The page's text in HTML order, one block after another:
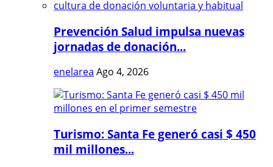
Prevención Salud impulsa nuevas
jornadas de donación...
enelarea Ago 4, 2026
Turismo: Santa Fe generó casi $ 450
mil millones...